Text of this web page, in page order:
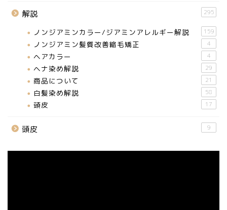
解説 295
ノンジアミンカラー/ジアミンアレルギー解説 159
ノンジアミン髪質改善縮毛矯正 4
ヘアカラー 4
ヘナ染め解説 29
商品について 21
白髪染め解説 58
頭皮 17
頭皮 9